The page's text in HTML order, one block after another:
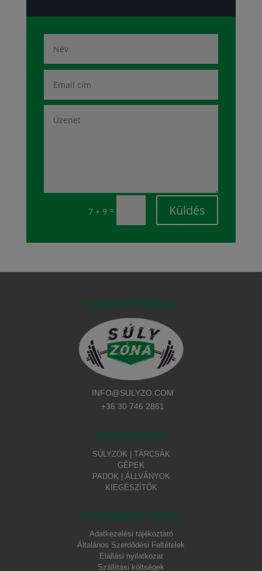
7 + 9 = Küldés
ELÉRHETŐSÉGEK
INFO@SULYZO.COM
+36 30 746 2861
KATEGÓRIÁK
SÚLYZÓK | TÁRCSÁK
GÉPEK
PADOK | ÁLLVÁNYOK
KIEGÉSZÍTŐK
DOKUMENTUMOK
Adatkezelési tájékoztató
Általános Szerdődési Feltételek
Elállási nyilatkozat
Szállítási költségek